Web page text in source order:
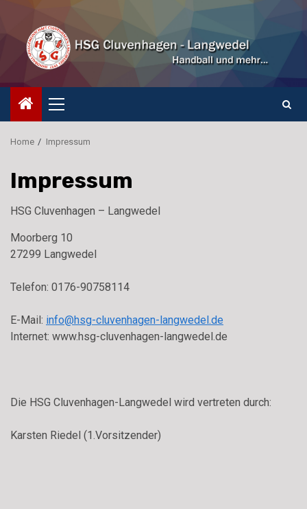
content
Primary
Menu
Home Impressum
Impressum
HSG Cluvenhagen – Langwedel
Moorberg 10
27299 Langwedel
Telefon: 0176-90758114
E-Mail: info@hsg-cluvenhagen-langwedel.de
Internet: www.hsg-cluvenhagen-langwedel.de
Die HSG Cluvenhagen-Langwedel wird vertreten durch:
Karsten Riedel (1.Vorsitzender)